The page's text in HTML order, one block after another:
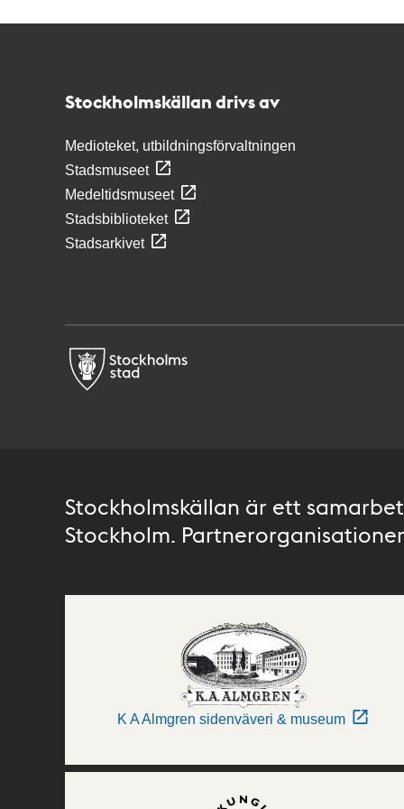
Stockholmskällan drivs av
Medioteket, utbildningsförvaltningen
Stadsmuseet
Medeltidsmuseet
Stadsbiblioteket
Stadsarkivet
Stockholmskällan är ett
Stockholm.
K A Almgren sidenväveri & museum